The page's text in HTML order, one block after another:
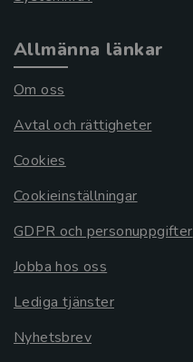
Allmänna länkar
Om oss
Avtal och rättigheter
Cookies
Cookieinställningar
GDPR och personuppgifter
Jobba hos oss
Lediga tjänster
Nyhetsbrev